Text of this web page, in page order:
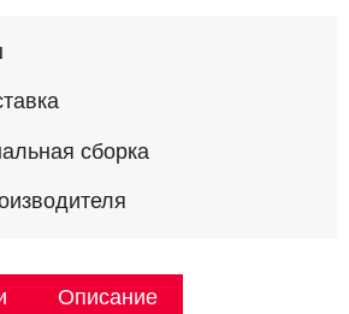
сборка
Описание